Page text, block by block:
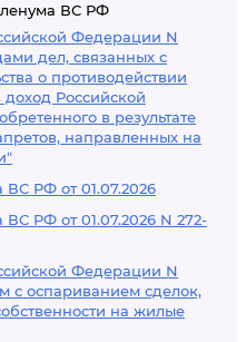
ВС РФ
Федерации N
дел, связанных с
о противодействии
Российской
в результате
направленных на
РФ от 01.07.2026
РФ от 01.07.2026 N 272-
Федерации N
с оспариванием сделок,
на жилые